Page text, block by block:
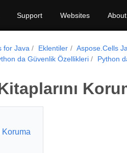
Support Websites About
for Java Eklentiler
Aspose.Cells
da Güvenlik Özellikleri Python
Koruma